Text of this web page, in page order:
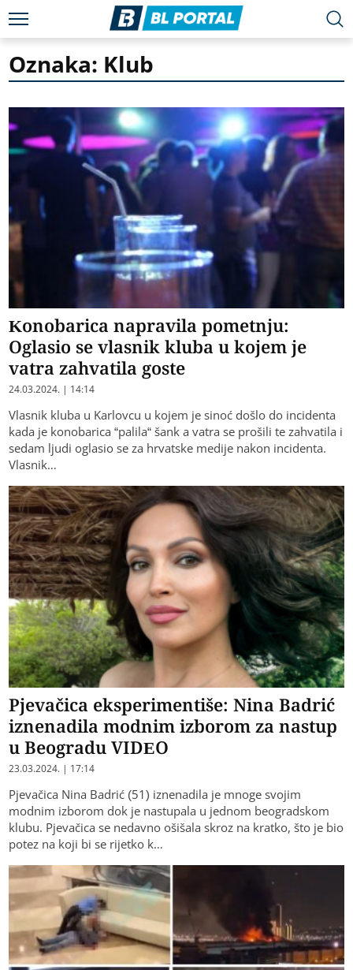
Oznaka: Klub
Konobarica napravila pometnju:
Oglasio se vlasnik kluba u kojem je
vatra zahvatila goste
24.03.2024. | 14:14
Vlasnik kluba u Karlovcu u kojem je sinoć došlo do incidenta
kada je konobarica “palila“ šank a vatra se prošili te zahvatila i
sedam ljudi oglasio se za hrvatske medije nakon incidenta.
Vlasnik…
Pjevačica eksperimentiše: Nina Badrić
iznenadila modnim izborom za nastup
u Beogradu VIDEO
23.03.2024. | 17:14
Pjevačica Nina Badrić (51) iznenadila je mnoge svojim
modnim izborom dok je nastupala u jednom beogradskom
klubu. Pjevačica se nedavno ošišala skroz na kratko, što je bio
potez na koji bi se rijetko k…